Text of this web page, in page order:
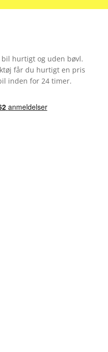
hurtigt og uden bøvl.
får du hurtigt en pris
inden for 24 timer.